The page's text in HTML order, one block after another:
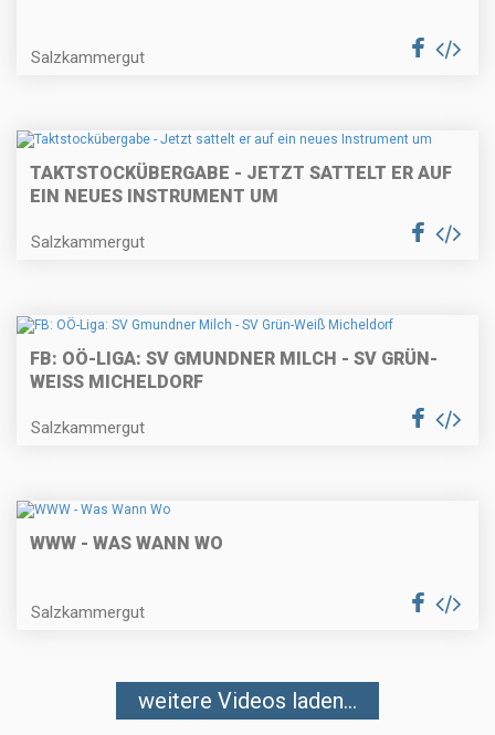
Salzkammergut
TAKTSTOCKÜBERGABE - JETZT SATTELT ER AUF
EIN NEUES INSTRUMENT UM
Salzkammergut
FB: OÖ-LIGA: SV GMUNDNER MILCH - SV GRÜN-
WEISS MICHELDORF
Salzkammergut
WWW - WAS WANN WO
Salzkammergut
weitere Videos laden...